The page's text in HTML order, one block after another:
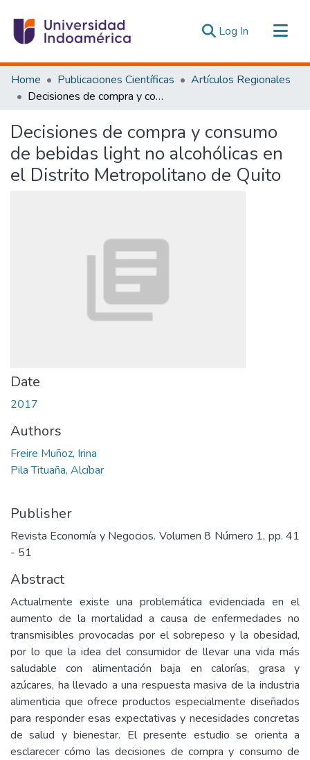
Log In (current)
Communities & Collections
All of DSpace
Estadísticas Externas
Home Publicaciones Científicas
Artículos Regionales
Decisiones de compra y consumo de bebidas light no alcohólicas en el Distrito Metropolitano de Quito
Decisiones de compra y consumo
de bebidas light no alcohólicas en
el Distrito Metropolitano de Quito
Date
2017
Authors
Freire Muñoz, Irina
Pila Tituaña, Alcíbar
Publisher
Revista Economía y Negocios. Volumen 8 Número 1, pp. 41
- 51
Abstract
Actualmente existe una problemática evidenciada en el
aumento de la mortalidad a causa de enfermedades no
transmisibles provocadas por el sobrepeso y la obesidad,
por lo que la idea del consumidor de llevar una vida más
saludable con alimentación baja en calorías, grasa y
azúcares, ha llevado a una respuesta masiva de la industria
alimenticia que ofrece productos especialmente diseñados
para responder esas expectativas y necesidades concretas
de salud y bienestar. El presente estudio se orienta a
esclarecer cómo las decisiones de compra y consumo de